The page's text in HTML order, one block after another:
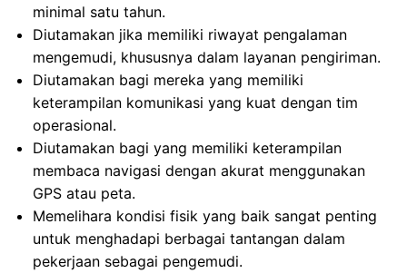
minimal satu tahun.
Diutamakan jika memiliki riwayat pengalaman
mengemudi, khususnya dalam layanan pengiriman.
Diutamakan bagi mereka yang memiliki
keterampilan komunikasi yang kuat dengan tim
operasional.
Diutamakan bagi yang memiliki keterampilan
membaca navigasi dengan akurat menggunakan
GPS atau peta.
Memelihara kondisi fisik yang baik sangat penting
untuk menghadapi berbagai tantangan dalam
pekerjaan sebagai pengemudi.